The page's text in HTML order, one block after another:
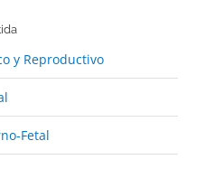
y Reproductivo
Fetal